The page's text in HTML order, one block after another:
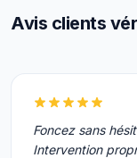
Avis clients
Foncez sans
Intervention